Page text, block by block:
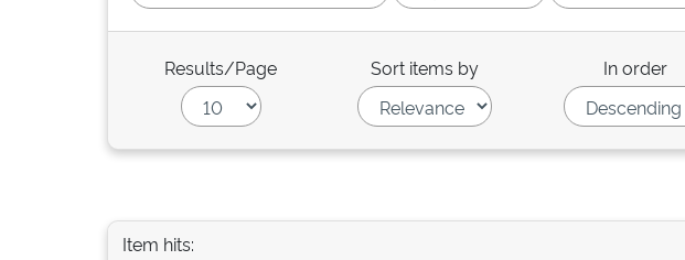
Results/Page Sort items by In order
Item hits: